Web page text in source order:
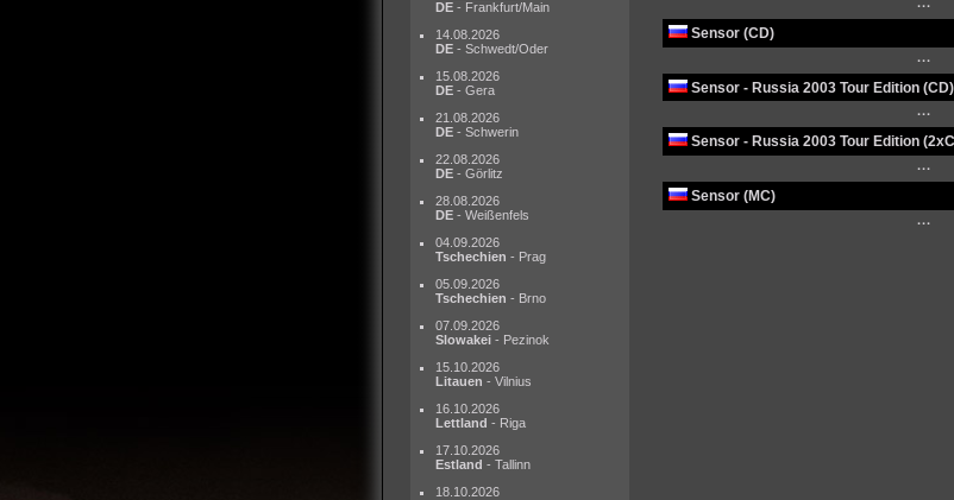
DE - Frankfurt/Main
14.08.2026
DE - Schwedt/Oder
15.08.2026
DE - Gera
21.08.2026
DE - Schwerin
22.08.2026
DE - Görlitz
28.08.2026
DE - Weißenfels
04.09.2026
Tschechien - Prag
05.09.2026
Tschechien - Brno
07.09.2026
Slowakei - Pezinok
15.10.2026
Litauen - Vilnius
16.10.2026
Lettland - Riga
17.10.2026
Estland - Tallinn
18.10.2026
···
Sensor (CD)
···
Sensor - Russia 2003 Tour Edition (CD)
···
Sensor - Russia 2003 Tour Edition
···
Sensor (MC)
···